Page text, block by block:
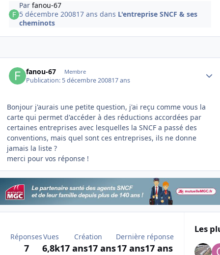
Parfanou-67
5 décembre 200817 ans dans L'entreprise SNCF & ses
cheminots
fanou-67 Membre
Publication: 5 décembre 200817 ans
Bonjour j'aurais une petite question, j'ai reçu comme vous la
carte qui permet d'accéder à des réductions accordées par
certaines entreprises avec lesquelles la SNCF a passé des
conventions, mais quel sont ces entreprises, ils ne donne
jamais la liste ?
merci pour vos réponse !
Réponses
7
Vues
6,8k
Création
17 ans17 ans
Dernière réponse
17 ans17 ans
Les